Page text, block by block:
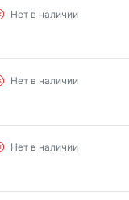
Нет в наличии
Нет в наличии
Нет в наличии